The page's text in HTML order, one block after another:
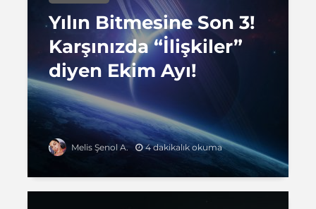
Yılın Bitmesine Son 3!
Karşınızda “İlişkiler”
diyen Ekim Ayı!
Melis Şenol A. 4 dakikalık okuma